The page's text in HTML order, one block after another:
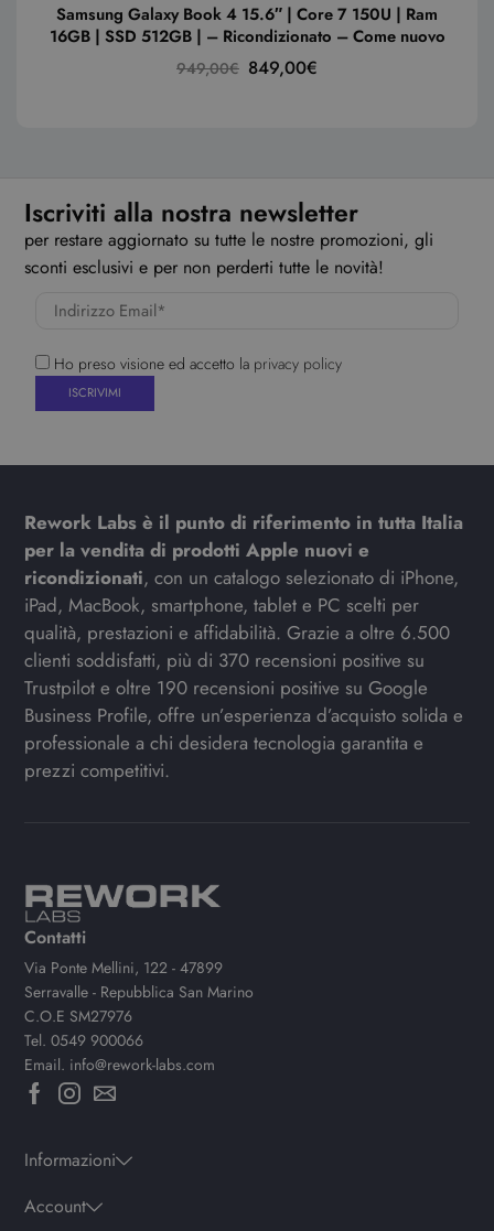
Samsung Galaxy Book 4 15.6″ | Core 7 150U | Ram
16GB | SSD 512GB | – Ricondizionato – Come nuovo
949,00€ 849,00€
Iscriviti alla nostra newsletter
per restare aggiornato su tutte le nostre promozioni, gli
sconti esclusivi e per non perderti tutte le novità!
Ho preso visione ed accetto la privacy policy
Rework Labs è il punto di riferimento in tutta Italia
per la vendita di prodotti Apple nuovi e
ricondizionati, con un catalogo selezionato di iPhone,
iPad, MacBook, smartphone, tablet e PC scelti per
qualità, prestazioni e affidabilità. Grazie a oltre 6.500
clienti soddisfatti, più di 370 recensioni positive su
Trustpilot e oltre 190 recensioni positive su Google
Business Profile, offre un’esperienza d’acquisto solida e
professionale a chi desidera tecnologia garantita e
prezzi competitivi.
Contatti
Via Ponte Mellini, 122 - 47899
Serravalle - Repubblica San Marino
C.O.E SM27976
Tel.0549 900066
Email. info@rework-labs.com
Informazioni
Account